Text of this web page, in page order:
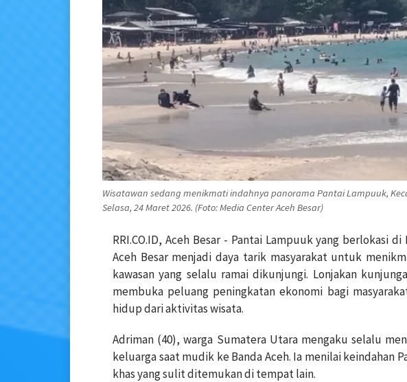
Wisatawan sedang menikmati indahnya panorama Pantai Lampuuk,
Selasa, 24 Maret 2026. (Foto: Media Center Aceh Besar)
RRI.CO.ID, Aceh Besar - Pantai Lampuuk yang berlokasi
Aceh Besar menjadi daya tarik masyarakat untuk
kawasan yang selalu ramai dikunjungi. Lonjakan
membuka peluang peningkatan ekonomi bagi
hidup dari aktivitas wisata.
Adriman (40), warga Sumatera Utara mengaku selalu
keluarga saat mudik ke Banda Aceh. Ia menilai keindahan
khas yang sulit ditemukan di tempat lain.